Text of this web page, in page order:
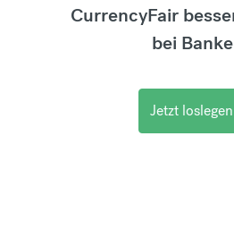
CurrencyFair
bei
Jetzt loslegen